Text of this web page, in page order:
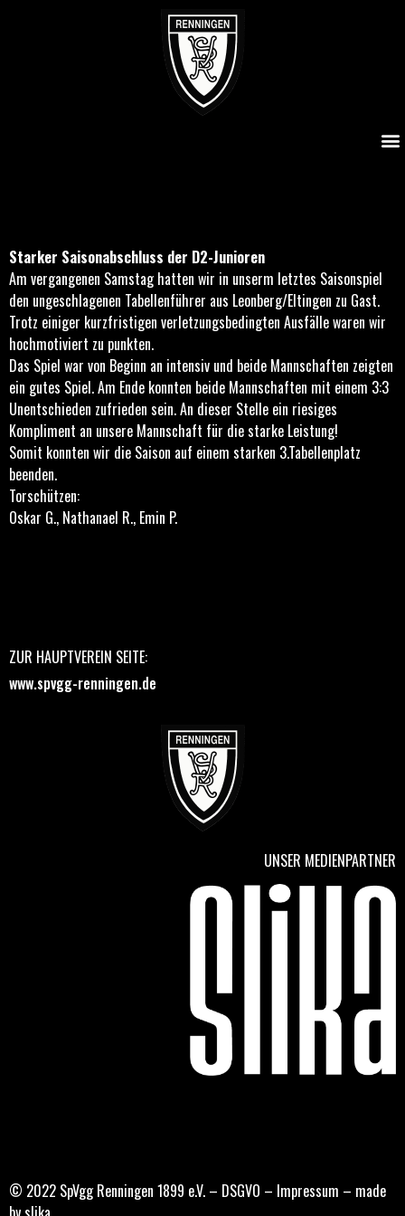
Starker Saisonabschluss der D2-Junioren
Am vergangenen Samstag hatten wir in unserm letztes Saisonspiel
den ungeschlagenen Tabellenführer aus Leonberg/Eltingen zu Gast.
Trotz einiger kurzfristigen verletzungsbedingten Ausfälle waren wir
hochmotiviert zu punkten.
Das Spiel war von Beginn an intensiv und beide Mannschaften zeigten
ein gutes Spiel. Am Ende konnten beide Mannschaften mit einem 3:3
Unentschieden zufrieden sein. An dieser Stelle ein riesiges
Kompliment an unsere Mannschaft für die starke Leistung!
Somit konnten wir die Saison auf einem starken 3.Tabellenplatz
beenden.
Torschützen:
Oskar G., Nathanael R., Emin P.
ZUR HAUPTVEREIN SEITE:
www.spvgg-renningen.de
UNSER MEDIENPARTNER
© 2022 SpVgg Renningen 1899 e.V. – DSGVO – Impressum – made